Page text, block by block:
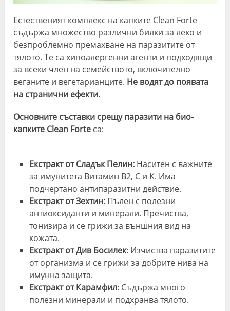
Естественият комплекс на капките Clean Forte
съдържа множество различни билки за леко и
безпроблемно премахване на паразитите от
тялото. Те са хипоалергенни агенти и подходящи
за всеки член на семейството, включително
веганите и вегетарианците. Не водят до появата
на странични ефекти.
Основните съставки срещу паразити на био-
капките Clean Forte са:
Екстракт от Сладък Пелин: Наситен с важните
за имунитета Витамин B2, C и K. Има
подчертано антипаразитни действие.
Екстракт от Зехтин:Пълен с полезни
антиоксиданти и минерали. Пречиства,
тонизира и се грижи за външния вид на
кожата.
Екстракт от Див Босилек: Изчиства паразитите
от организма и се грижи за добрите нива на
имунна защита.
Екстракт от Карамфил: Съдържа много
полезни минерали и подхранва тялото.